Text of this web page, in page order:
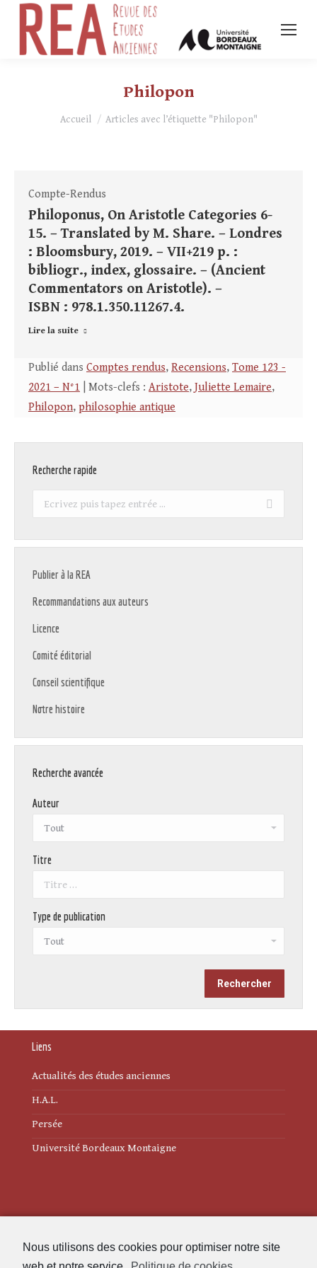
Nous utilisons des cookies pour optimiser notre site
Philopon
Vous êtes ici :
Accueil Articles avec l’étiquette "Philopon"
Compte-Rendus
Philoponus, On Aristotle Categories 6-
15. – Translated by M. Share. – Londres
: Bloomsbury, 2019. – VII+219 p. :
bibliogr., index, glossaire. – (Ancient
Commentators on Aristotle). –
ISBN : 978.1.350.11267.4.
Lire la suite
Publié dans Comptes rendus, Recensions, Tome 123 -
2021 – N°1 | Mots-clefs : Aristote, Juliette Lemaire,
Philopon, philosophie antique
Recherche rapide
Recherche
Publier à la REA
Recommandations aux auteurs
Licence
Comité éditorial
Conseil scientifique
Notre histoire
Recherche avancée
Auteur
Titre
Type de publication
Liens
Actualités des études anciennes
H.A.L.
Persée
Université Bordeaux Montaigne
Politique de cookies (UE)